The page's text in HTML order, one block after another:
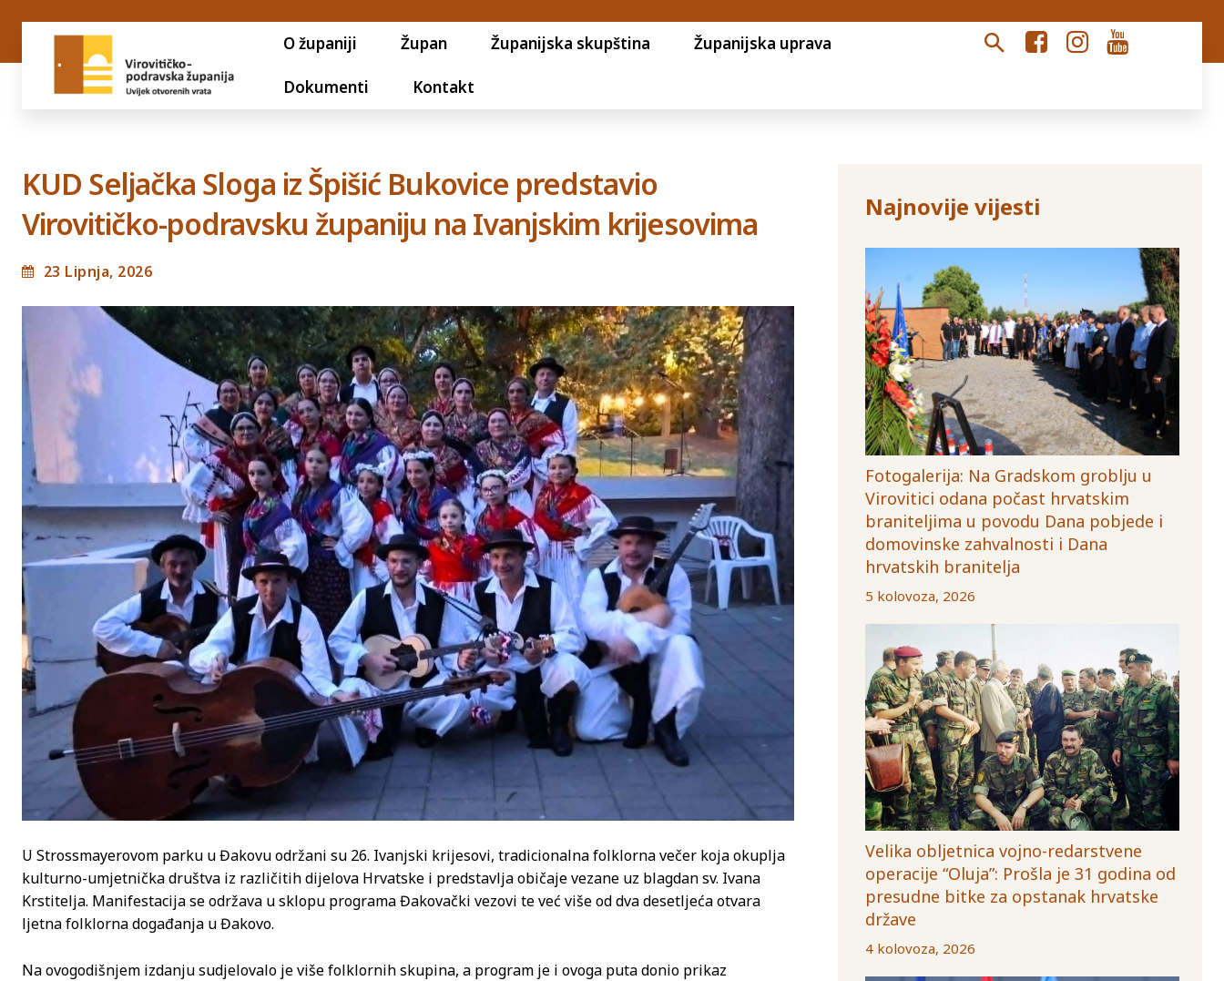
O županiji Župan Županijska skupština Županijska uprava
Dokumenti Kontakt
KUD Seljačka Sloga iz Špišić Bukovice predstavio
Virovitičko-podravsku županiju na Ivanjskim krijesovima
23 Lipnja, 2026
U Strossmayerovom parku u Đakovu održani su 26. Ivanjski krijesovi, tradicionalna folklorna večer koja okuplja
kulturno-umjetnička društva iz različitih dijelova Hrvatske i predstavlja običaje vezane uz blagdan sv. Ivana
Krstitelja. Manifestacija se održava u sklopu programa Đakovački vezovi te već više od dva desetljeća otvara
ljetna folklorna događanja u Đakovo.
Na ovogodišnjem izdanju sudjelovalo je više folklornih skupina, a program je i ovoga puta donio prikaz
Najnovije vijesti
Fotogalerija: Na Gradskom groblju u
Virovitici odana počast hrvatskim
braniteljima u povodu Dana pobjede i
domovinske zahvalnosti i Dana
hrvatskih branitelja
5 kolovoza, 2026
Velika obljetnica vojno-redarstvene
operacije “Oluja”: Prošla je 31 godina od
presudne bitke za opstanak hrvatske
države
4 kolovoza, 2026